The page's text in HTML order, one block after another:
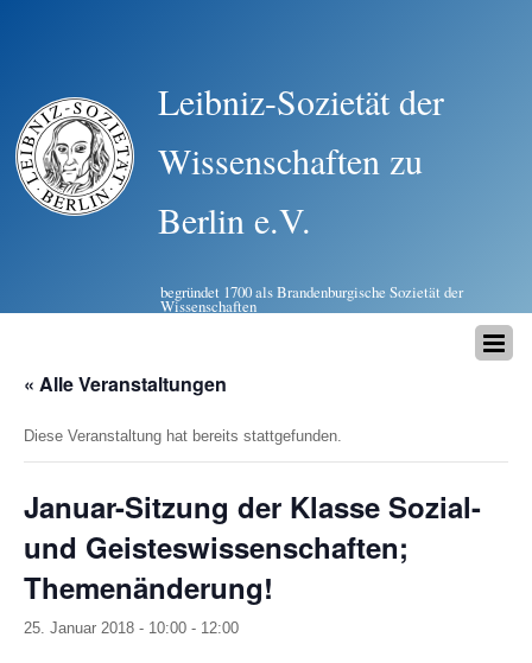
Leibniz-Sozietät der
Wissenschaften zu
Berlin e.V.
begründet 1700 als Brandenburgische Sozietät der
Wissenschaften
« Alle Veranstaltungen
Diese Veranstaltung hat bereits stattgefunden.
Januar-Sitzung der Klasse Sozial-
und Geisteswissenschaften;
Themenänderung!
25. Januar 2018 - 10:00 - 12:00